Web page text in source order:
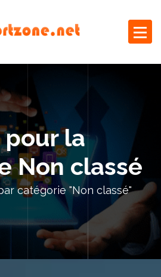
pour la
Non classé
catégorie "Non classé"